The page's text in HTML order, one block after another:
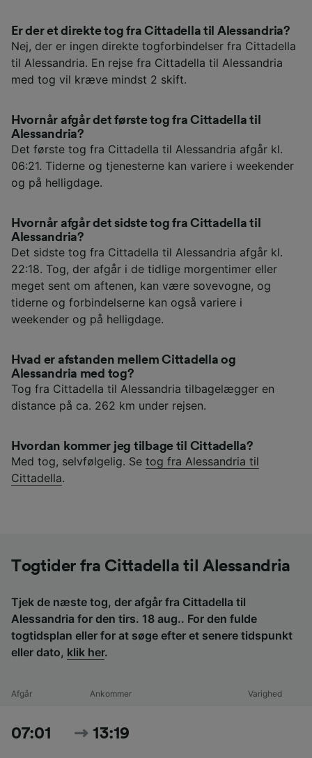
Er der et direkte tog fra Cittadella til Alessandria?
Nej, der er ingen direkte togforbindelser fra Cittadella
til Alessandria. En rejse fra Cittadella til Alessandria
med tog vil kræve mindst 2 skift.
Hvornår afgår det første tog fra Cittadella til
Alessandria?
Det første tog fra Cittadella til Alessandria afgår kl.
06:21. Tiderne og tjenesterne kan variere i weekender
og på helligdage.
Hvornår afgår det sidste tog fra Cittadella til
Alessandria?
Det sidste tog fra Cittadella til Alessandria afgår kl.
22:18. Tog, der afgår i de tidlige morgentimer eller
meget sent om aftenen, kan være sovevogne, og
tiderne og forbindelserne kan også variere i
weekender og på helligdage.
Hvad er afstanden mellem Cittadella og
Alessandria med tog?
Tog fra Cittadella til Alessandria tilbagelægger en
distance på ca. 262 km under rejsen.
Hvordan kommer jeg tilbage til Cittadella?
Med tog, selvfølgelig. Se tog fra Alessandria til
Cittadella.
Togtider fra Cittadella til Alessandria
Tjek de næste tog, der afgår fra Cittadella til
Alessandria for den tirs. 18 aug.. For den fulde
togtidsplan eller for at søge efter et senere tidspunkt
eller dato, klik her.
Afgår Ankommer Varighed
07:01 13:19